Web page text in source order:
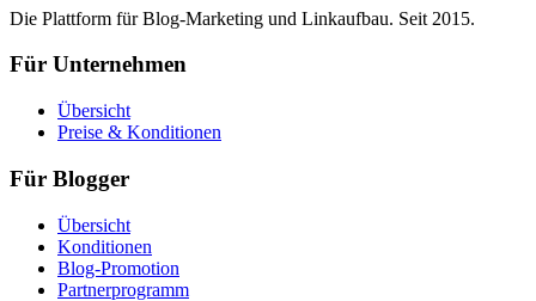
Die Plattform für Blog-Marketing und Linkaufbau. Seit 2015.
Für Unternehmen
Übersicht
Preise & Konditionen
Für Blogger
Übersicht
Konditionen
Blog-Promotion
Partnerprogramm